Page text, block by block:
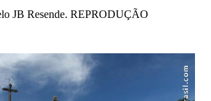
JB Resende. REPRODUÇÃO